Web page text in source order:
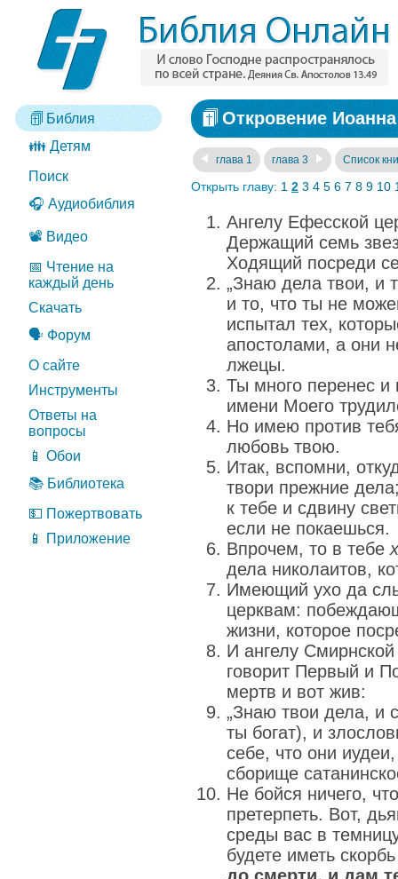
Библия
👪 Детям
Поиск
🎧 Аудиобиблия
📽️ Видео
📅 Чтение на
каждый день
Скачать
🗣️ Форум
О сайте
Инструменты
Ответы на
вопросы
📱 Обои
📚 Библиотека
💵 Пожертвовать
📱 Приложение
Откровение
глава 1 глава 3 Список
Открыть главу: 1 2 3 4 5 6 7 8 9 10
Ангелу Ефесской
Держащий семь
Ходящий посреди
„Знаю дела твои, и
и то, что ты не
испытал тех,
апостолами, а они
лжецы.
Ты много перенес
имени Моего
Но имею против
любовь твою.
Итак, вспомни,
твори прежние
к тебе и сдвину
если не покаешься.
Впрочем, то в тебе
дела николаитов,
Имеющий ухо да
церквам:
жизни, которое
И ангелу
говорит Первый и
мертв и вот жив:
„Знаю твои дела, и
ты богат), и
себе, что они
сборище
Не бойся ничего,
претерпеть. Вот,
среды вас в
будете иметь